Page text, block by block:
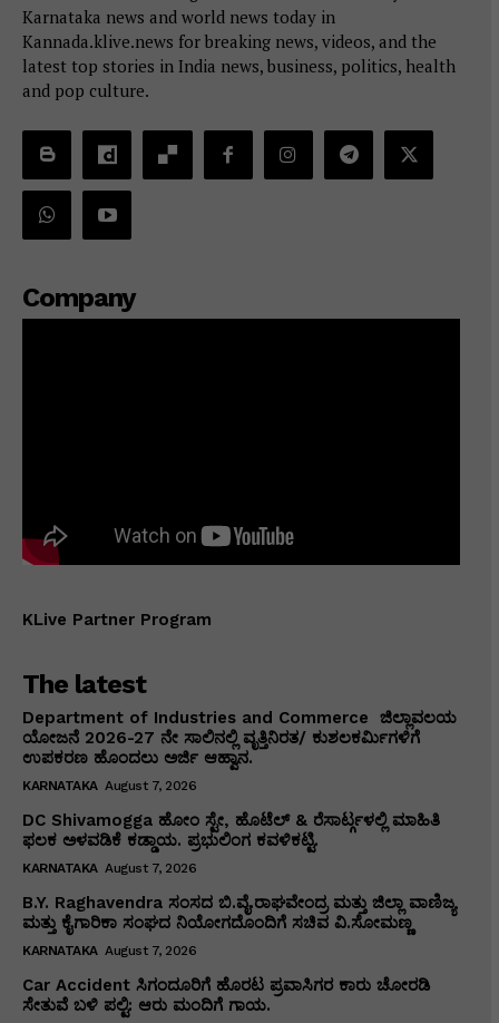
Karnataka news and world news today in
Kannada.klive.news for breaking news, videos, and the
latest top stories in India news, business, politics, health
and pop culture.
Company
KLive Partner Program
The latest
Department of Industries and Commerce ಜಿಲ್ಲಾವಲಯ
ಯೋಜನೆ 2026-27 ನೇ ಸಾಲಿನಲ್ಲಿ ವೃತ್ತಿನಿರತ/ ಕುಶಲಕರ್ಮಿಗಳಿಗೆ
ಉಪಕರಣ ಹೊಂದಲು ಅರ್ಜಿ ಆಹ್ವಾನ.
KARNATAKA August 7, 2026
DC Shivamogga ಹೋಂ ಸ್ಟೇ, ಹೊಟೆಲ್ & ರೆಸಾರ್ಟ್ಗಳಲ್ಲಿ ಮಾಹಿತಿ
ಫಲಕ ಅಳವಡಿಕೆ ಕಡ್ಡಾಯ. ಪ್ರಭುಲಿಂಗ ಕವಳಿಕಟ್ಟಿ.
KARNATAKA August 7, 2026
B.Y. Raghavendra ಸಂಸದ ಬಿ.ವೈ.ರಾಘವೇಂದ್ರ ಮತ್ತು ಜಿಲ್ಲಾ ವಾಣಿಜ್ಯ
ಮತ್ತು ಕೈಗಾರಿಕಾ ಸಂಘದ ನಿಯೋಗದೊಂದಿಗೆ ಸಚಿವ ವಿ‌.ಸೋಮಣ್ಣ
KARNATAKA August 7, 2026
Car Accident ಸಿಗಂದೂರಿಗೆ ಹೊರಟ ಪ್ರವಾಸಿಗರ ಕಾರು ಚೋರಡಿ
ಸೇತುವೆ ಬಳಿ ಪಲ್ಟಿ: ಆರು ಮಂದಿಗೆ ಗಾಯ.